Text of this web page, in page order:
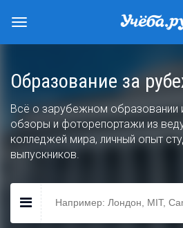
Образование за
Всё о зарубежном образовании
обзоры и фоторепортажи из
колледжей мира, личный опыт
выпускников.